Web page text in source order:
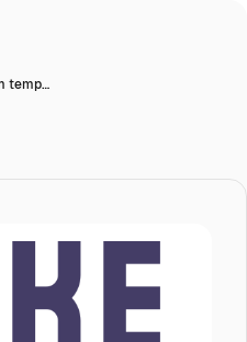
temp…